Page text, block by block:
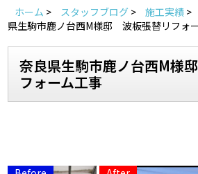
地域の事例がい
ヨネヤの施工
Home
ホーム > スタッフブログ > 施工実績 >
県生駒市鹿ノ台西M様邸 波板張替リフォ
奈良県生駒市鹿ノ台西M様
フォーム工事